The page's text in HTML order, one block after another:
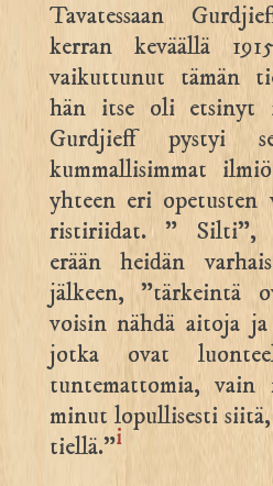
Tavatessaan
kerran keväällä
vaikuttunut tämän
hän itse oli etsinyt
Gurdjieff pystyi
kummallisimmat
yhteen eri opetusten
ristiriidat. ” Silti”,
erään heidän
jälkeen, ”tärkeintä
voisin nähdä aitoja
jotka ovat
tuntemattomia, vain
minut lopullisesti
tiellä.”i